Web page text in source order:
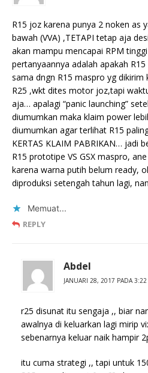
R15 joz karena punya 2 noken as
bawah (VVA) ,TETAPI tetap aja
akan mampu mencapai RPM
pertanyaannya adalah apakah
sama dngn R15 maspro yg dikirim
R25 ,wkt dites motor joz,tapi
aja… apalagi “panic launching”
diumumkan maka klaim power
diumumkan agar terlihat R15
KERTAS KLAIM PABRIKAN… jadi
R15 prototipe VS GSX maspro,
karena warna putih belum ready,
diproduksi setengah tahun lagi,
Memuat...
REPLY
Abdel
JANUARI 28, 2017 PADA 3:22
r25 disunat itu sengaja ,, biar
awalnya di keluarkan lagi mirip
sebenarnya keluar naik hampir
itu cuma strategi ,, tapi untuk